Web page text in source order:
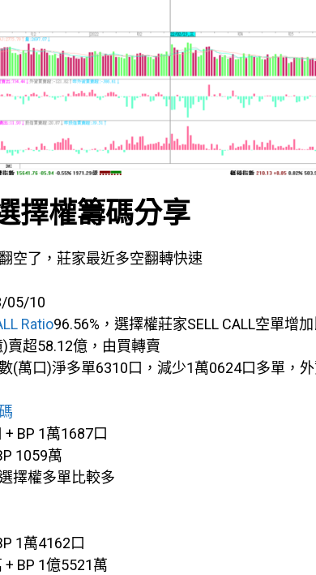
擇權籌碼分享
空了，莊家最近多空翻轉快速
05/10
Ratio96.56%，選擇權莊家SELL CALL空單增
賣超58.12億，由買轉賣
(萬口)淨多單6310口，減少1萬0624口多單，
BP 1萬1687口
1059萬
擇權多單比較多
1萬4162口
+ BP 1億5521萬